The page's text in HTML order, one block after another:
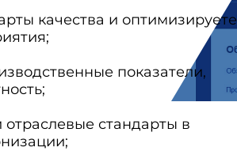
качества и оптимизируете
показатели,
стандарты в